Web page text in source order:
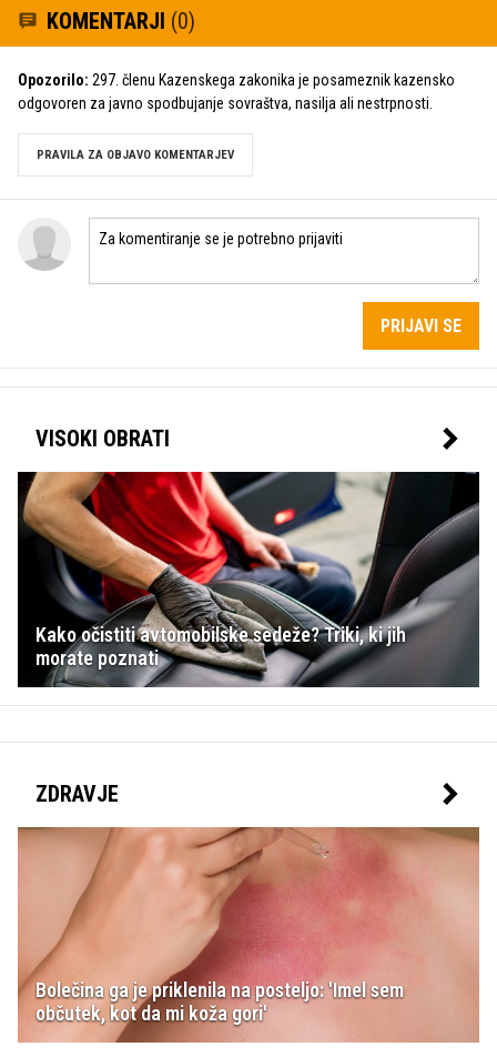
KOMENTARJI (0)
Opozorilo: 297. členu Kazenskega zakonika je posameznik kazensko
odgovoren za javno spodbujanje sovraštva, nasilja ali nestrpnosti.
PRAVILA ZA OBJAVO KOMENTARJEV
PRIJAVI SE
VISOKI OBRATI
Kako očistiti avtomobilske sedeže? Triki, ki jih
morate poznati
ZDRAVJE
Bolečina ga je priklenila na posteljo: 'Imel sem
občutek, kot da mi koža gori'